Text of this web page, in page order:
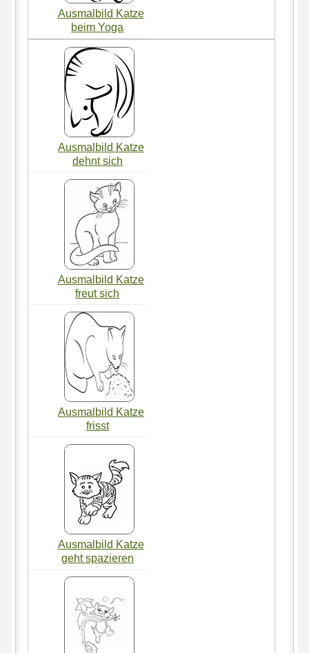
Ausmalbild Katze
beim Yoga
Ausmalbild Katze
dehnt sich
Ausmalbild Katze
freut sich
Ausmalbild Katze
frisst
Ausmalbild Katze
geht spazieren